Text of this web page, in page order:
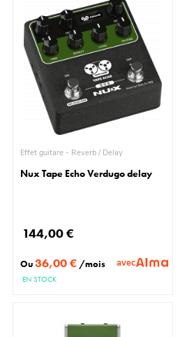
Effet guitare - Reverb / Delay
Nux Tape Echo Verdugo delay
144,00 €
Ou36,00 € /mois avec
EN STOCK